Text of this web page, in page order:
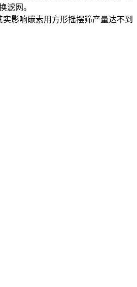
滤网。
影响碳素用方形摇摆筛产量达不到